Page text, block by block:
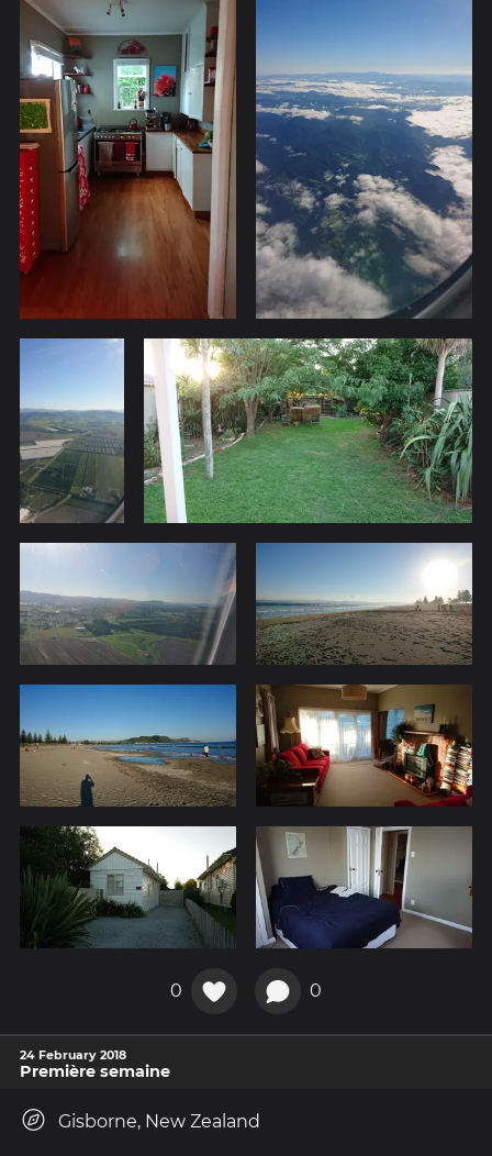
0 0
24 February 2018
Première semaine
Gisborne, New Zealand